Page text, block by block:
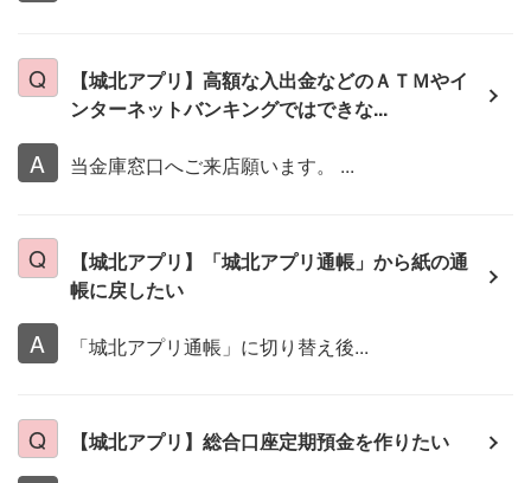
【城北アプリ】高額な入出金などのＡＴＭやイ
ンターネットバンキングではできな...
当金庫窓口へご来店願います。 ...
【城北アプリ】「城北アプリ通帳」から紙の通
帳に戻したい
「城北アプリ通帳」に切り替え後...
【城北アプリ】総合口座定期預金を作りたい